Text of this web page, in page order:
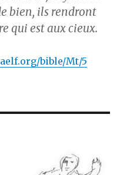
bien, ils rendront
qui est aux cieux.
bible/Mt/5